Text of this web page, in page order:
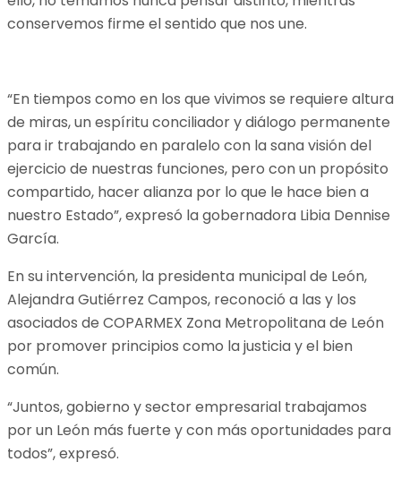
conservemos firme el sentido que nos une.
“En tiempos como en los que vivimos se requiere altura
de miras, un espíritu conciliador y diálogo permanente
para ir trabajando en paralelo con la sana visión del
ejercicio de nuestras funciones, pero con un propósito
compartido, hacer alianza por lo que le hace bien a
nuestro Estado”, expresó la gobernadora Libia Dennise
García.
En su intervención, la presidenta municipal de León,
Alejandra Gutiérrez Campos, reconoció a las y los
asociados de COPARMEX Zona Metropolitana de León
por promover principios como la justicia y el bien
común.
“Juntos, gobierno y sector empresarial trabajamos
por un León más fuerte y con más oportunidades para
todos”, expresó.